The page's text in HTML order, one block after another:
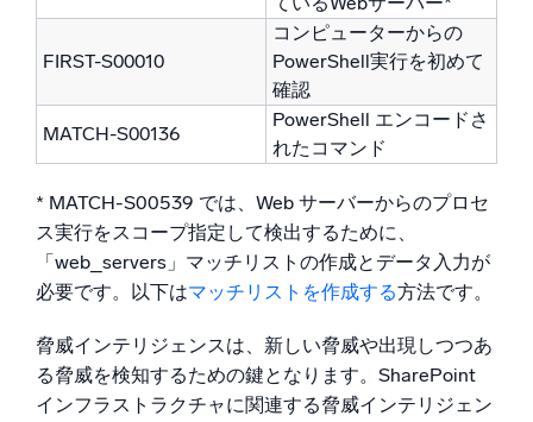
FIRST-S00010
コンピューターからの
PowerShell実行を初めて
確認
MATCH-S00136
PowerShell エンコードさ
れたコマンド
* MATCH-S00539 では、Web サーバーからのプロセ
ス実行をスコープ指定して検出するために、
「web_servers」マッチリストの作成とデータ入力が
必要です。以下はマッチリストを作成する方法です。
脅威インテリジェンスは、新しい脅威や出現しつつあ
る脅威を検知するための鍵となります。SharePoint
インフラストラクチャに関連する脅威インテリジェン